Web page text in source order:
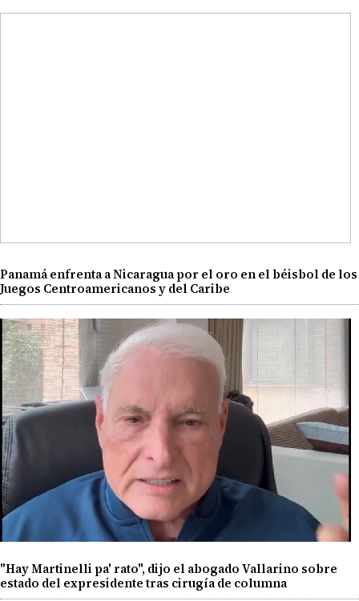
Panamá enfrenta a Nicaragua por el oro en el béisbol de los
Juegos Centroamericanos y del Caribe
"Hay Martinelli pa' rato", dijo el abogado Vallarino sobre
estado del expresidente tras cirugía de columna